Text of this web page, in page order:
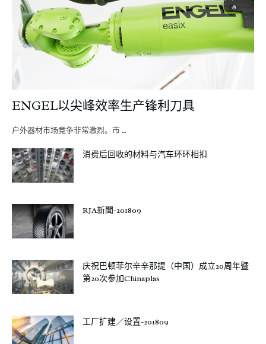
ENGEL以尖峰效率生产锋利刀具
户外器材市场竞争非常激烈。市 …
消费后回收的材料与汽车环环相扣
RJA新聞-201809
庆祝巴顿菲尔辛辛那提（中国）成立20周年暨
第20次参加Chinaplas
工厂扩建／设置-201809